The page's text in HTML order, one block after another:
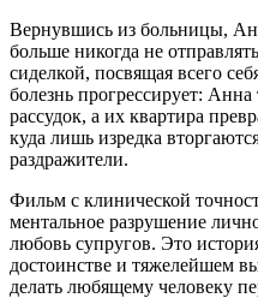
Вернувшись из больницы,
больше никогда не
сиделкой, посвящая всего
болезнь прогрессирует: Анна
рассудок, а их квартира
куда лишь изредка
раздражители.
Фильм с клинической
ментальное разрушение
любовь супругов. Это
достоинстве и тяжелейшем
делать любящему человеку